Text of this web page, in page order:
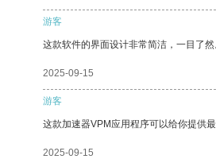
游客
这款软件的界面设计非常简洁，一目了然
2025-09-15
游客
这款加速器VPM应用程序可以给你提供
2025-09-15